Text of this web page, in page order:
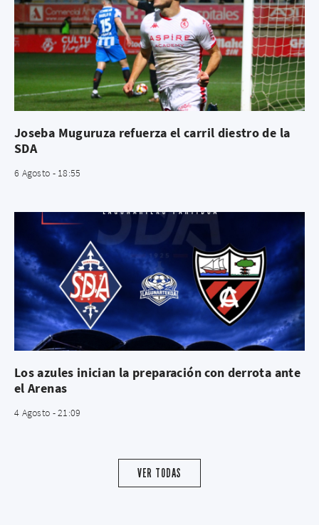
Joseba Muguruza refuerza el carril diestro de la
SDA
6 Agosto - 18:55
Los azules inician la preparación con derrota ante
el Arenas
4 Agosto - 21:09
VER TODAS